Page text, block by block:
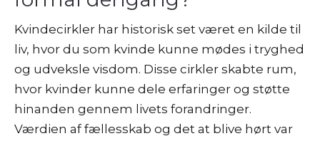
Kvindecirkler har historisk set været en kilde til
liv, hvor du som kvinde kunne mødes i tryghed
og udveksle visdom. Disse cirkler skabte rum,
hvor kvinder kunne dele erfaringer og støtte
hinanden gennem livets forandringer.
Værdien af fællesskab og det at blive hørt var